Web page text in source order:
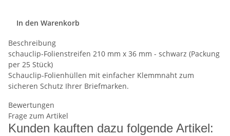
In den Warenkorb
Beschreibung
schauclip-Folienstreifen 210 mm x 36 mm - schwarz (Packung
per 25 Stück)
Schauclip-Folienhüllen mit einfacher Klemmnaht zum
sicheren Schutz Ihrer Briefmarken.
Bewertungen
Frage zum Artikel
Kunden kauften dazu folgende Artikel: